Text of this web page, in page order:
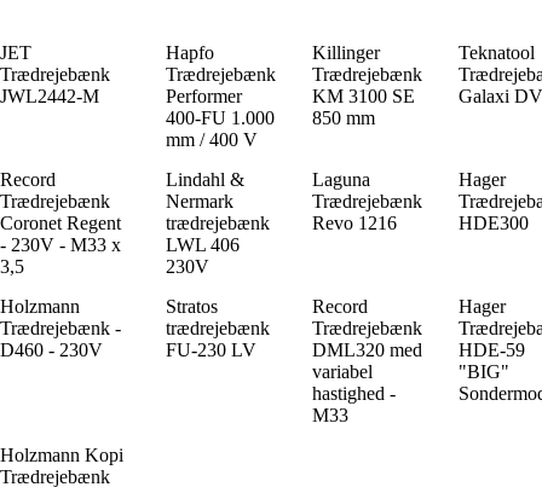
JET
Trædrejebænk
JWL2442-M
Hapfo
Trædrejebænk
Performer
400-FU 1.000
mm / 400 V
Killinger
Trædrejebænk
KM 3100 SE
850 mm
Teknatool
Galaxi
Record
Trædrejebænk
Coronet Regent
- 230V - M33 x
3,5
Lindahl &
Nermark
trædrejebænk
LWL 406
230V
Laguna
Trædrejebænk
Revo 1216
Hager
HDE300
Holzmann
Trædrejebænk -
D460 - 230V
Stratos
trædrejebænk
FU-230 LV
Record
Trædrejebænk
DML320 med
variabel
hastighed -
M33
Hager
HDE-59
"BIG"
Holzmann Kopi
Trædrejebænk